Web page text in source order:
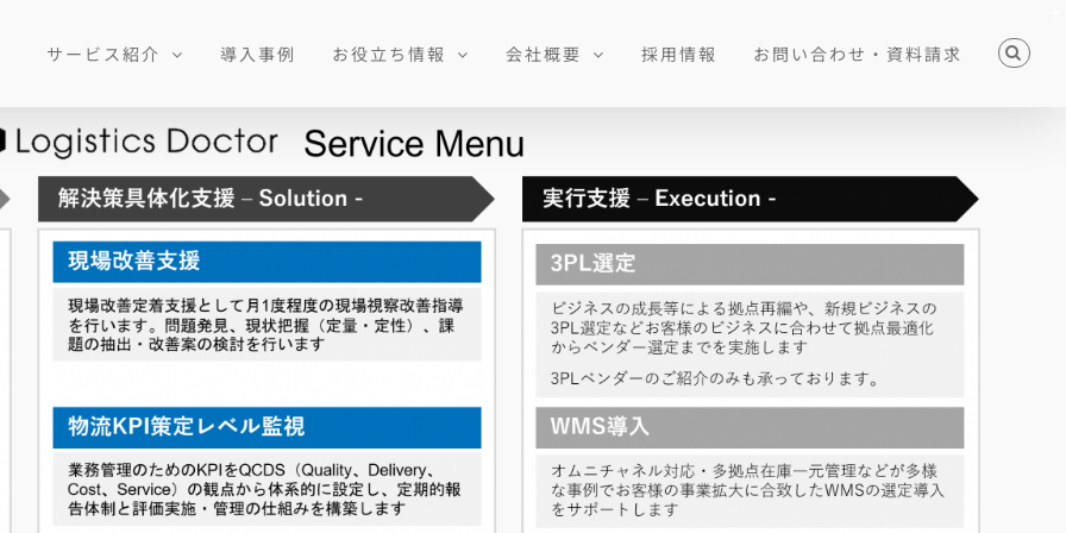
サービス紹介 導入事例 お役立ち情報 会社概要 採用情報 お問い合わせ・資料請求